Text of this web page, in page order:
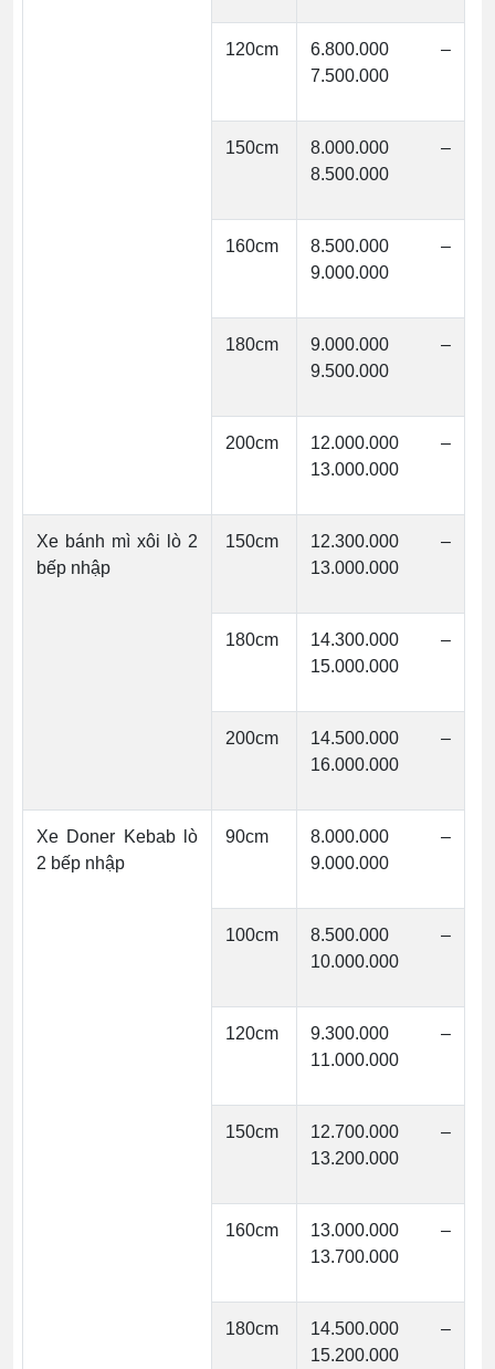
120cm
6.800.000 –
7.500.000
150cm
8.000.000 –
8.500.000
160cm
8.500.000 –
9.000.000
180cm
9.000.000 –
9.500.000
200cm
12.000.000 –
13.000.000
Xe bánh mì xôi lò 2
bếp nhập
150cm
12.300.000 –
13.000.000
180cm
14.300.000 –
15.000.000
200cm
14.500.000 –
16.000.000
Xe Doner Kebab lò
2 bếp nhập
90cm
8.000.000 –
9.000.000
100cm
8.500.000 –
10.000.000
120cm
9.300.000 –
11.000.000
150cm
12.700.000 –
13.200.000
160cm
13.000.000 –
13.700.000
180cm
14.500.000 –
15.200.000